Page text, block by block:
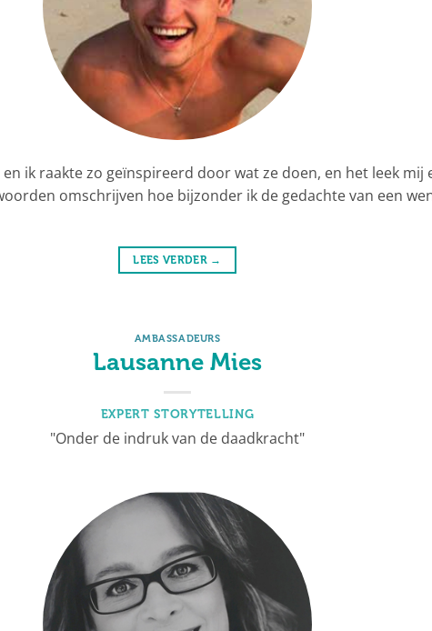
ik raakte zo geïnspireerd door wat ze doen, en het leek
omschrijven hoe bijzonder ik de gedachte van een
LEES VERDER →
AMBASSADEURS
Lausanne Mies
EXPERT STORYTELLING
"Onder de indruk van de daadkracht"